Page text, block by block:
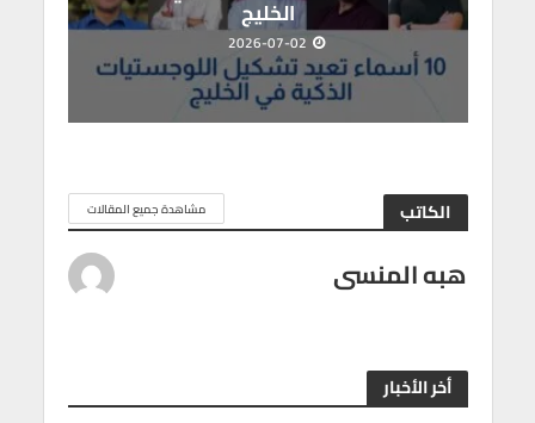
الخليج
2026-07-02
الكاتب مشاهدة جميع المقالات
هبه المنسى
أخر الأخبار